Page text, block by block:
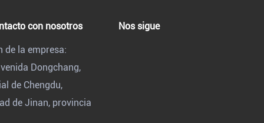
con nosotros
de la empresa:
Dongchang,
de Chengdu,
de Jinan, provincia
Nos sigue